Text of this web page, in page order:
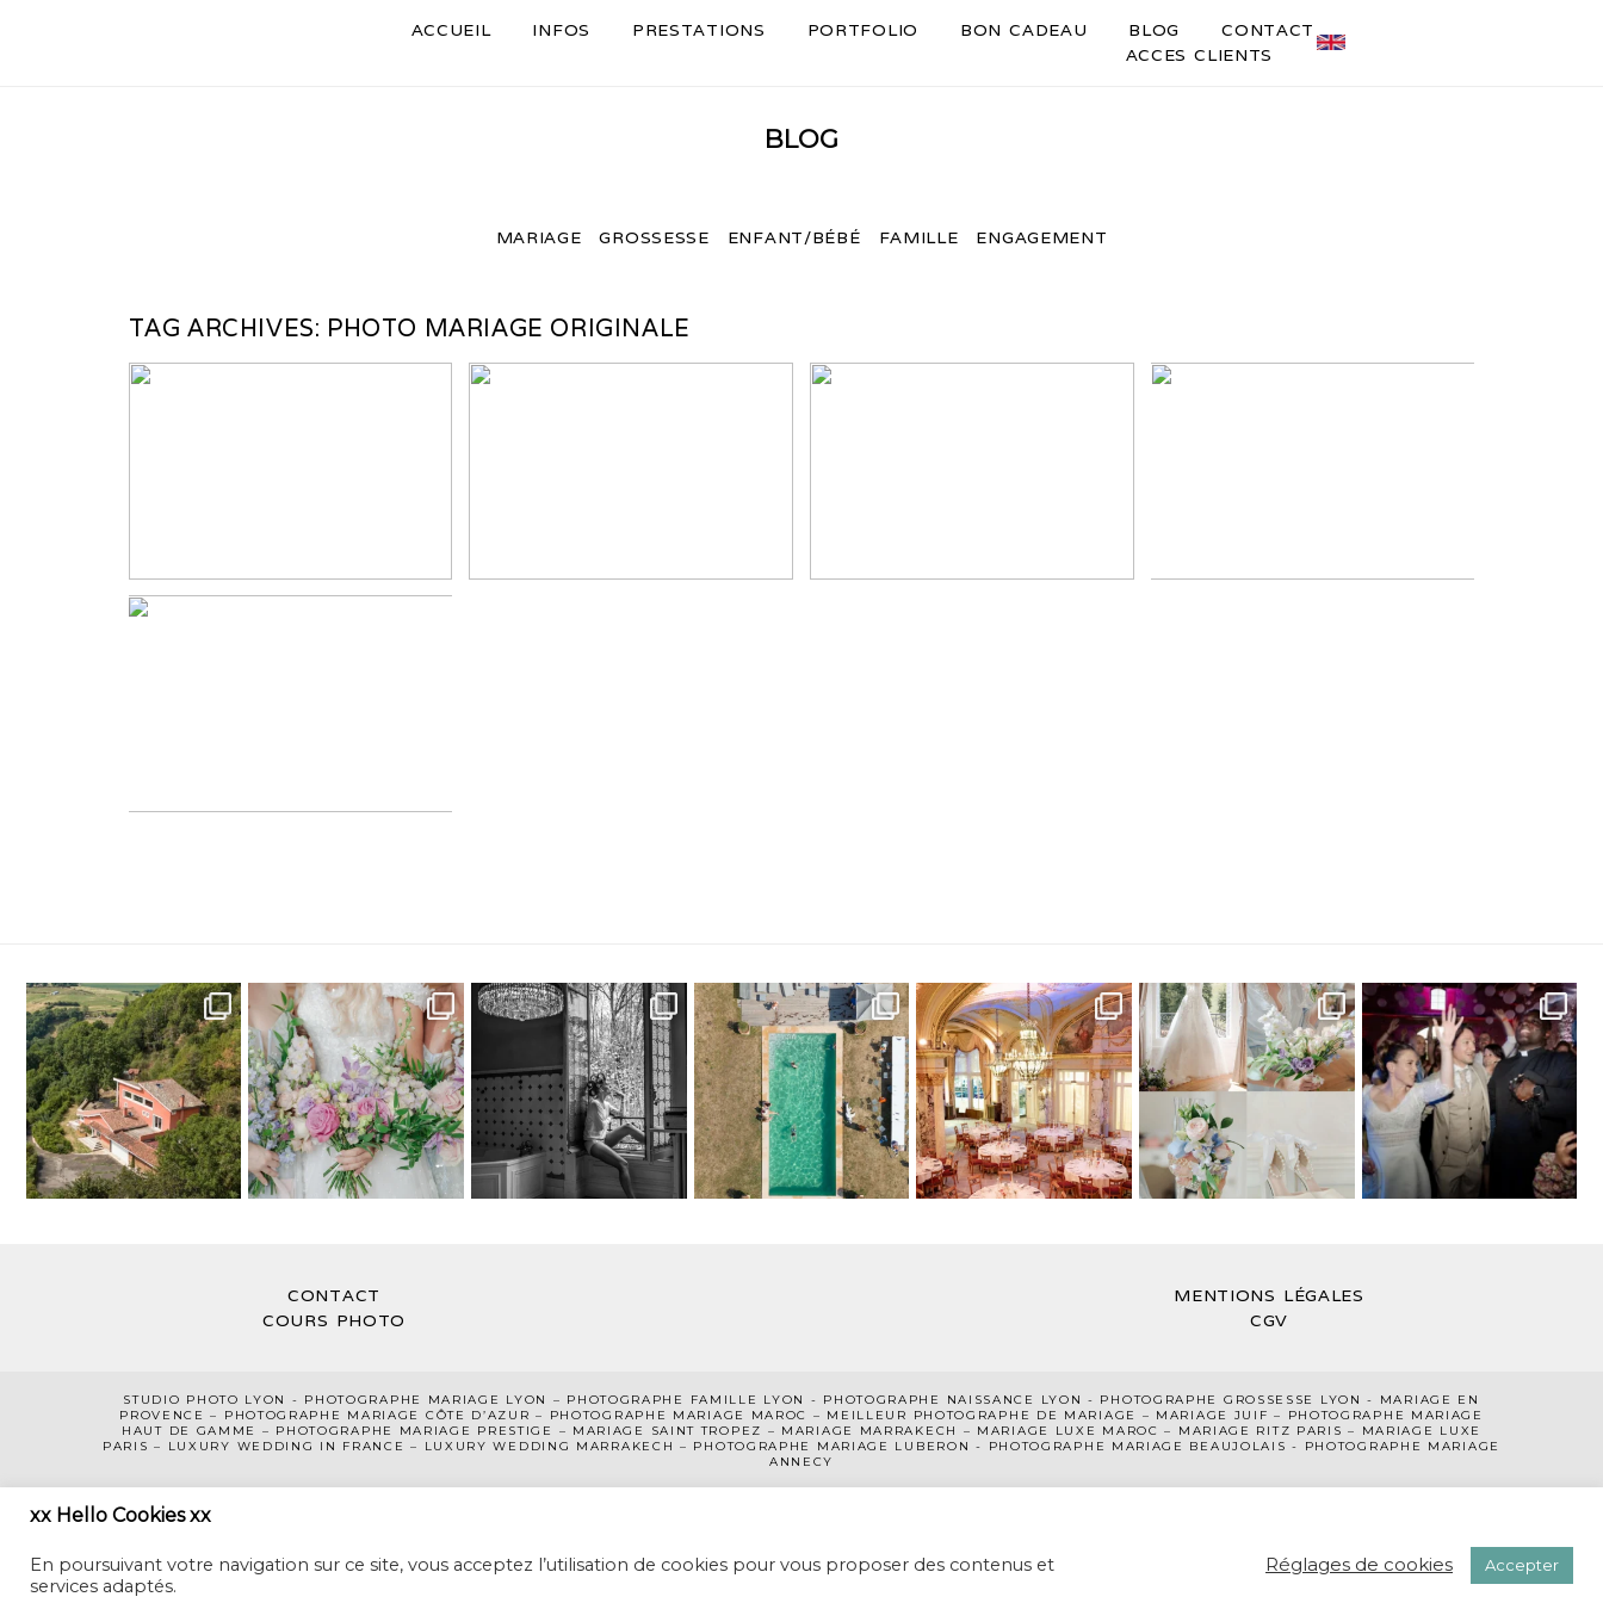
ACCUEIL INFOS PRESTATIONS PORTFOLIO BON CADEAU BLOG
CONTACT
ACCES CLIENTS
BLOG
MARIAGE GROSSESSE ENFANT/BÉBÉ FAMILLE ENGAGEMENT
TAG ARCHIVES: PHOTO MARIAGE ORIGINALE
CONTACT
COURS PHOTO
MENTIONS LÉGALES
CGV
STUDIO PHOTO LYON - PHOTOGRAPHE MA RIAGE LYON – PHOTOGRAPHE FAMILLE LYON - PHOTOGRAPHE NAISSANCE LYON - PHOTOGRAPHE GROSSESSE LYON - MARIAGE EN
PROVENCE – PHOTOGRAPHE MARIAGE CÔTE D’AZUR – PHOTOGRAPHE MARIAGE MAROC – MEILLEUR PHOTOGRAPHE DE MARIAGE – MARIAGE JUIF –
PHOTOGRAPHE MARIAGE
HAUT DE GAMME
– PHOTOGRAPHE MARIAGE PRESTIGE – MARIAGE SAINT TROPEZ – MARIAGE MARRAKECH – MARIAGE LUXE MAROC – MARIAGE RITZ PARIS –
MARIAGE LUXE
PARIS – LUXURY WEDDING IN FRANCE – LUXURY WEDDING MARRAKECH – PHOTOGRAPHE MARIAGE LUBERON - PHOTOGRAPHE MARIAGE BEAUJOLAIS -
PHOTOGRAPHE MARIAGE
ANNECY
xx Hello Cookies xx
En poursuivant votre navigation sur ce site, vous acceptez l’utilisation de cookies pour vous proposer des contenus et
services adaptés.
Réglages de cookies Accepter